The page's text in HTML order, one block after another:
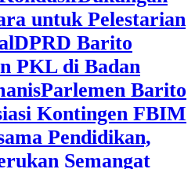
untuk Pelestarian
DPRD Barito
PKL di Badan
Parlemen Barito
Kontingen FBIM
Pendidikan,
Semangat